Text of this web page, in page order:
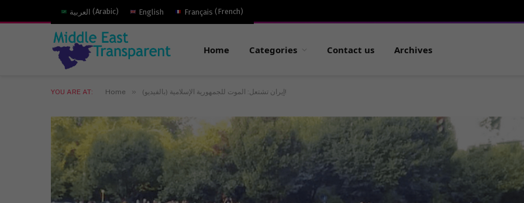
العربية (Arabic) English Français (French)
Home Categories Contact us Archives
YOU ARE AT: Home » (بالفيديو) إيران تشتعل: الموت للجمهورية الإسلامية!